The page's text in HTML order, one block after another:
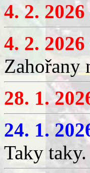
4. 2.
4. 2.
Zahořany
28. 1.
24. 1.
Taky taky.